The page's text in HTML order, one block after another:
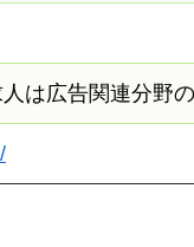
は広告関連分野